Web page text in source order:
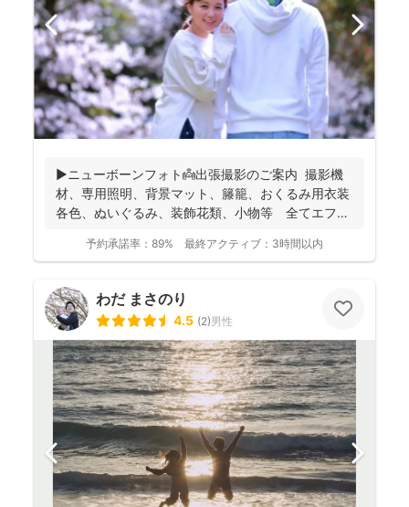
▶︎ニューボーンフォト👼出張撮影のご案内 撮影機
材、専用照明、背景マット、籐籠、おくるみ用衣装
各色、ぬいぐるみ、装飾花類、小物等 全てエフ・
予約承諾率： 89% 最終アクティブ： 3時間以内
わだ まさのり
4.5 (2)男性